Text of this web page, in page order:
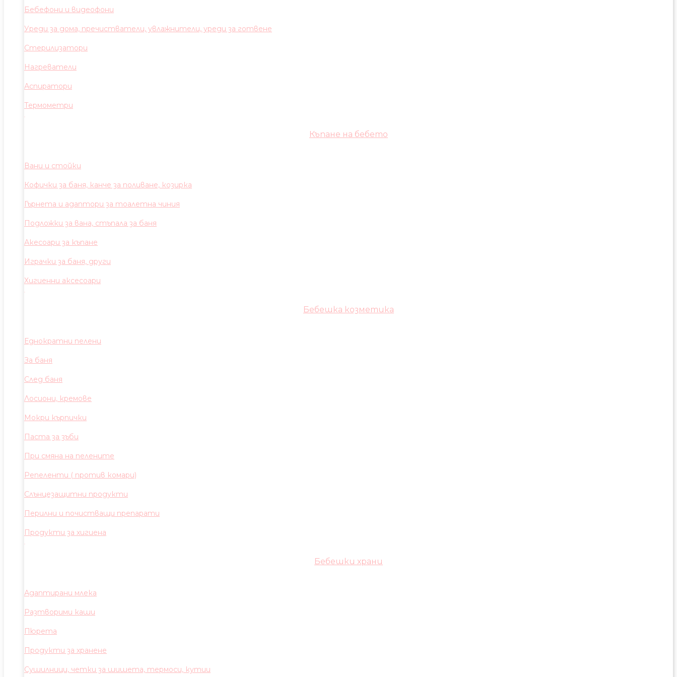
Бебефони и видеофони
Уреди за дома, пречистватели, увлажнители, уреди за готвене
Стерилизатори
Нагреватели
Аспиратори
Термометри
Къпане на бебето
Вани и стойки
Кофички за баня, канче за поливане, козирка
Гърнета и адаптори за тоалетна чиния
Подложки за вана, стъпала за баня
Акесоари за къпане
Играчки за баня, други
Хигиенни аксесоари
Бебешка козметика
Еднократни пелени
За баня
След баня
Лосиони, кремове
Мокри кърпички
Паста за зъби
При смяна на пелените
Репеленти ( против комари)
Слънцезащитни продукти
Перилни и почистващи препарати
Продукти за хигиена
Бебешки храни
Адаптирани млека
Разтворими каши
Пюрета
Продукти за хранене
Сушилници, четки за шишета, термоси, кутии